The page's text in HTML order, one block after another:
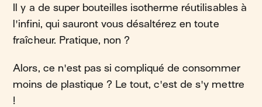
Il y a de super bouteilles isotherme réutilisables à
l'infini, qui sauront vous désaltérez en toute
fraîcheur. Pratique, non ?
Alors, ce n'est pas si compliqué de consommer
moins de plastique ? Le tout, c'est de s'y mettre
!